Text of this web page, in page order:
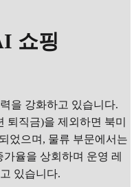
쇼핑
을 강화하고 있습니다.
퇴직금)을 제외하면 북미
었으며, 물류 부문에서는
율을 상회하며 운영 레
있습니다.